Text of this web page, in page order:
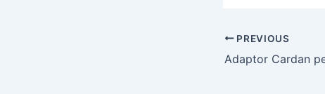
PREVIOUS